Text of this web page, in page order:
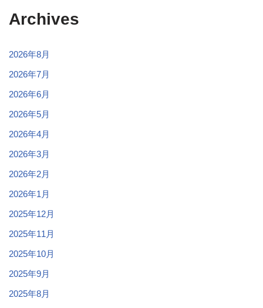
Archives
2026年8月
2026年7月
2026年6月
2026年5月
2026年4月
2026年3月
2026年2月
2026年1月
2025年12月
2025年11月
2025年10月
2025年9月
2025年8月